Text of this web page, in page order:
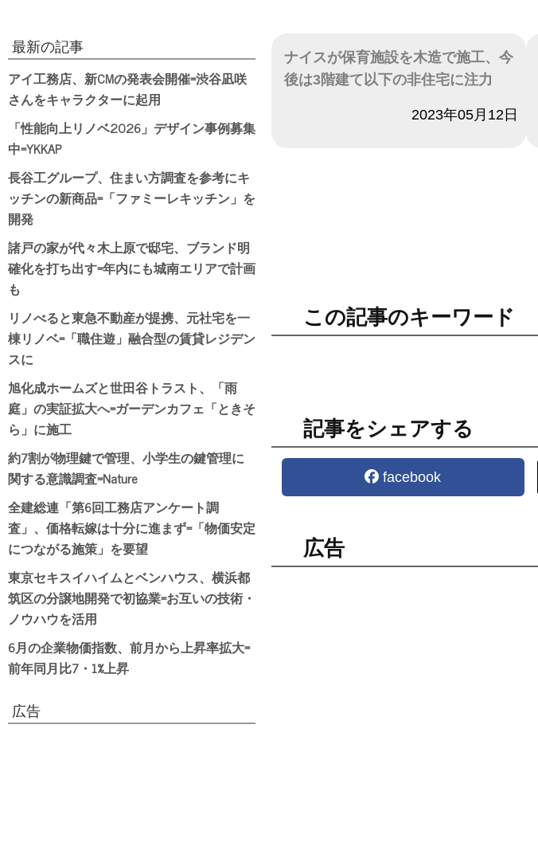
ナイスが保育施設を木造で施工、今
後は3階建て以下の非住宅に注力
2023年05月12日
この記事のキーワード
記事をシェアする
facebook
広告
最新の記事
アイ工務店、新CMの発表会開催=渋谷凪咲
さんをキャラクターに起用
「性能向上リノベ2026」デザイン事例募集
中=YKKAP
長谷工グループ、住まい方調査を参考にキ
ッチンの新商品=「ファミーレキッチン」を
開発
諸戸の家が代々木上原で邸宅、ブランド明
確化を打ち出す=年内にも城南エリアで計画
も
リノべると東急不動産が提携、元社宅を一
棟リノベ=「職住遊」融合型の賃貸レジデン
スに
旭化成ホームズと世田谷トラスト、「雨
庭」の実証拡大へ=ガーデンカフェ「ときそ
ら」に施工
約7割が物理鍵で管理、小学生の鍵管理に
関する意識調査=Nature
全建総連「第6回工務店アンケート調
査」、価格転嫁は十分に進まず=「物価安定
につながる施策」を要望
東京セキスイハイムとベンハウス、横浜都
筑区の分譲地開発で初協業=お互いの技術・
ノウハウを活用
6月の企業物価指数、前月から上昇率拡大=
前年同月比7・1%上昇
広告